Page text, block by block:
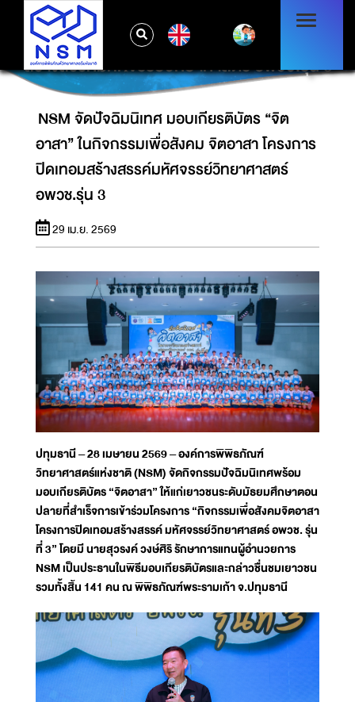
NSM จัดปัจฉิมนิเทศ มอบเกียรติบัตร “จิตอาสา”
ในกิจกรรมเพื่อสังคม จิตอาสา โครงการปิดเทอม
สร้างสรรค์มหัศจรรย์วิทยาศาสตร์ อพวช.รุ่น 3
NSM จัดปัจฉิมนิเทศ มอบเกียรติบัตร “จิต
อาสา” ในกิจกรรมเพื่อสังคม จิตอาสา โครงการ
ปิดเทอมสร้างสรรค์มหัศจรรย์วิทยาศาสตร์
อพวช.รุ่น 3
29 เม.ย. 2569
ปทุมธานี – 28 เมษายน 2569 – องค์การพิพิธภัณฑ์
วิทยาศาสตร์แห่งชาติ (NSM) จัดกิจกรรมปัจฉิมนิเทศพร้อม
มอบเกียรติบัตร “จิตอาสา” ให้แก่เยาวชนระดับมัธยมศึกษาตอน
ปลายที่สำเร็จการเข้าร่วมโครงการ “กิจกรรมเพื่อสังคมจิตอาสา
โครงการปิดเทอมสร้างสรรค์ มหัศจรรย์วิทยาศาสตร์ อพวช. รุ่น
ที่ 3” โดยมี นายสุวรงค์ วงษ์ศิริ รักษาการแทนผู้อำนวยการ
NSM เป็นประธานในพิธีมอบเกียรติบัตรและกล่าวชื่นชมเยาวชน
รวมทั้งสิ้น 141 คน ณ พิพิธภัณฑ์พระรามเก้า จ.ปทุมธานี